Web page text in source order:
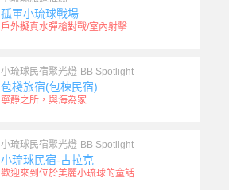
孤軍小琉球戰場
戶外擬真水彈槍對戰/室內射擊
小琉球民宿聚光燈-BB Spotlight
苞棧旅宿(包棟民宿)
寧靜之所，與海為家
小琉球民宿聚光燈-BB Spotlight
小琉球民宿-古拉克
歡迎來到位於美麗小琉球的童話